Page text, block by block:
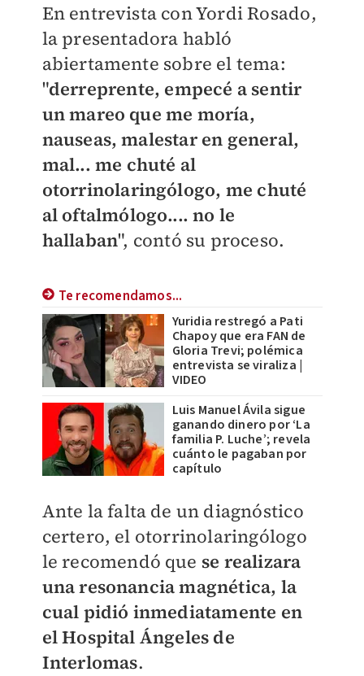
En entrevista con Yordi Rosado,
la presentadora habló
abiertamente sobre el tema:
"derreprente, empecé a sentir
un mareo que me moría,
nauseas, malestar en general,
mal... me chuté al
otorrinolaringólogo, me chuté
al oftalmólogo.... no le
hallaban", contó su proceso.
Te recomendamos...
Yuridia restregó a Pati
Chapoy que era FAN de
Gloria Trevi; polémica
entrevista se viraliza |
VIDEO
Luis Manuel Ávila sigue
ganando dinero por ‘La
familia P. Luche’; revela
cuánto le pagaban por
capítulo
Ante la falta de un diagnóstico
certero, el otorrinolaringólogo
le recomendó que se realizara
una resonancia magnética, la
cual pidió inmediatamente en
el Hospital Ángeles de
Interlomas.